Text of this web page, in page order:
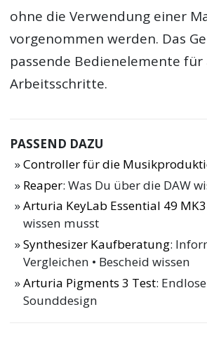
ohne die Verwendung einer
vorgenommen werden. Das
passende Bedienelemente für
Arbeitsschritte.
PASSEND DAZU
Controller für die
Reaper: Was Du über die DAW
Arturia KeyLab Essential 49
wissen musst
Synthesizer Kaufberatung:
Vergleichen • Bescheid wissen
Arturia Pigments 3 Test:
Sounddesign